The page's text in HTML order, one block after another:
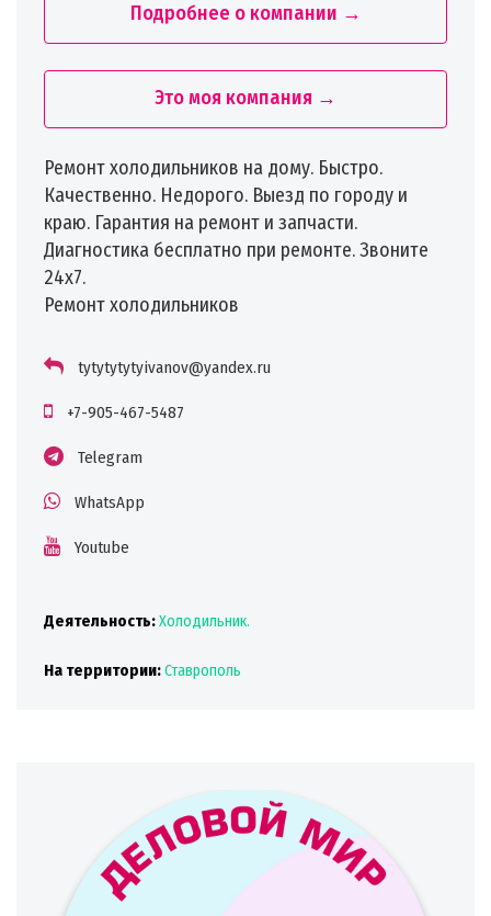
Подробнее о компании →
Это моя компания →
Ремонт холодильников на дому. Быстро.
Качественно. Недорого. Выезд по городу и
краю. Гарантия на ремонт и запчасти.
Диагностика бесплатно при ремонте. Звоните
24х7.
Ремонт холодильников
tytytytytyivanov@yandex.ru
+7-905-467-5487
Telegram
WhatsApp
Youtube
Деятельность:Холодильник.
На территории:Ставрополь